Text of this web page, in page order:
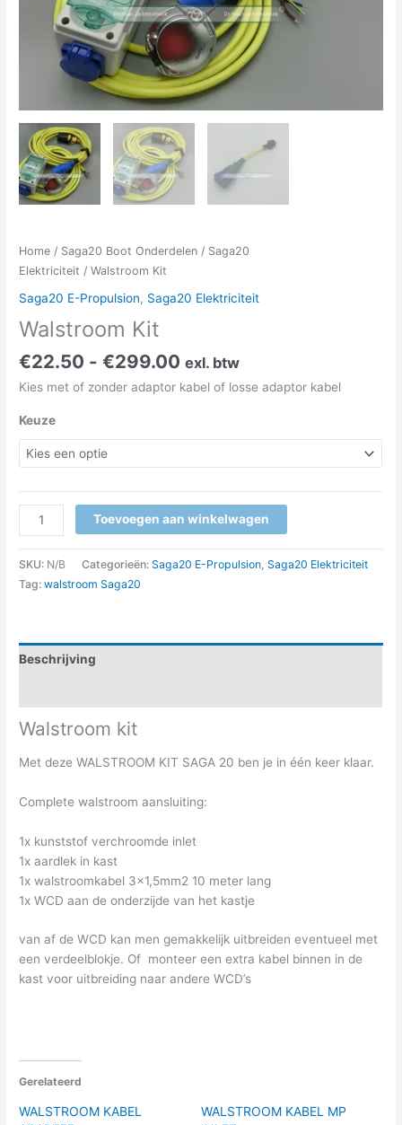
Home / Saga20 Boot Onderdelen / Saga20
Elektriciteit / Walstroom Kit
Saga20 E-Propulsion, Saga20 Elektriciteit
Walstroom Kit
€22.50 - €299.00 exl. btw
Kies met of zonder adaptor kabel of losse adaptor kabel
Keuze
Toevoegen aan winkelwagen
SKU: N/B Categorieën:Saga20 E-Propulsion ,Saga20 Elektriciteit
Tag:walstroom Saga20
Beschrijving
Walstroom kit
Met deze WALSTROOM KIT SAGA 20 ben je in één keer klaar.
Complete walstroom aansluiting:
1x kunststof verchroomde inlet
1x aardlek in kast
1x walstroomkabel 3×1,5mm2 10 meter lang
1x WCD aan de onderzijde van het kastje
van af de WCD kan men gemakkelijk uitbreiden eventueel met
een verdeelblokje. Of monteer een extra kabel binnen in de
kast voor uitbreiding naar andere WCD’s
Gerelateerd
WALSTROOM KABEL
WALSTROOM KABEL MP